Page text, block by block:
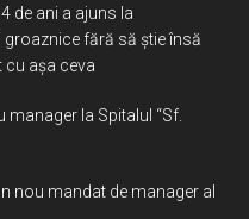
de ani a ajuns la
groaznice fără să ştie însă
așa ceva
la Spitalul “Sf.
nou mandat de manager al